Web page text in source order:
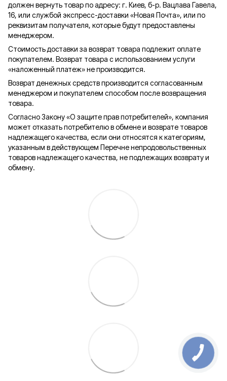
должен вернуть товар по адресу: г. Киев, б-р. Вацлава Гавела,
16, или службой экспресс-доставки «Новая Почта», или по
реквизитам получателя, которые будут предоставлены
менеджером.
Стоимость доставки за возврат товара подлежит оплате
покупателем. Возврат товара с использованием услуги
«наложенный платеж» не производится.
Возврат денежных средств производится согласованным
менеджером и покупателем способом после возвращения
товара.
Согласно Закону «О защите прав потребителей», компания
может отказать потребителю в обмене и возврате товаров
надлежащего качества, если они относятся к категориям,
указанным в действующем Перечне непродовольственных
товаров надлежащего качества, не подлежащих возврату и
обмену.